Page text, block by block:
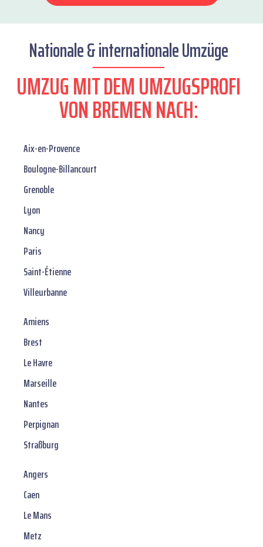
Nationale & internationale Umzüge
UMZUG MIT DEM UMZUGSPROFI
VON BREMEN NACH:
Aix-en-Provence
Boulogne-Billancourt
Grenoble
Lyon
Nancy
Paris
Saint-Étienne
Villeurbanne
Amiens
Brest
Le Havre
Marseille
Nantes
Perpignan
Straßburg
Angers
Caen
Le Mans
Metz